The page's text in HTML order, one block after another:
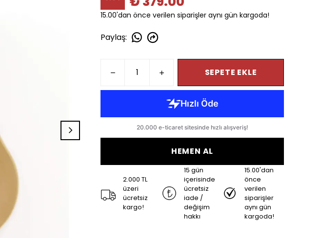
15.00'dan önce verilen siparişler aynı gün kargoda!
Paylaş:
SEPETE EKLE
HEMEN AL
2.000 TL
üzeri
ücretsiz
kargo!
15 gün
içerisinde
ücretsiz
iade /
değişim
hakkı
15.00'dan
önce
verilen
siparişler
aynı gün
kargoda!